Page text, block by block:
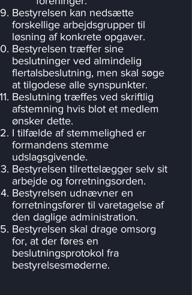
Bestyrelsen kan nedsætte
forskellige arbejdsgrupper til
løsning af konkrete opgaver.
Bestyrelsen træffer sine
beslutninger ved almindelig
flertalsbeslutning, men skal søge
at tilgodese alle synspunkter.
Beslutning træffes ved skriftlig
afstemning hvis blot et medlem
ønsker dette.
I tilfælde af stemmelighed er
formandens stemme
udslagsgivende.
Bestyrelsen tilrettelægger selv sit
arbejde og forretningsorden.
Bestyrelsen udnævner en
forretningsfører til varetagelse af
den daglige administration.
Bestyrelsen skal drage omsorg
for, at der føres en
beslutningsprotokol fra
bestyrelsesmøderne.